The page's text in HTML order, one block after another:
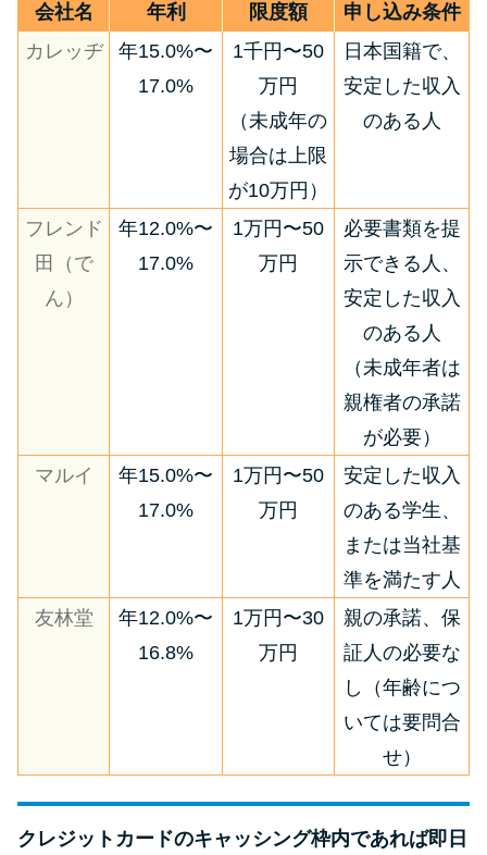
会社名 年利 限度額
申し込み条件
カレッヂ
年15.0%〜
17.0%
1千円〜50
万円
（未成年の
場合は上限
が10万円）
日本国籍で、
安定した収入
のある人
フレンド
田（で
ん）
年12.0%〜
17.0%
1万円〜50
万円
必要書類を提
示できる人、
安定した収入
のある人
（未成年者は
親権者の承諾
が必要）
マルイ
年15.0%〜
17.0%
1万円〜50
万円
安定した収入
のある学生、
または当社基
準を満たす人
友林堂
年12.0%〜
16.8%
1万円〜30
万円
親の承諾、保
証人の必要な
し（年齢につ
いては要問合
せ）
クレジットカードのキャッシング枠内であれば即日